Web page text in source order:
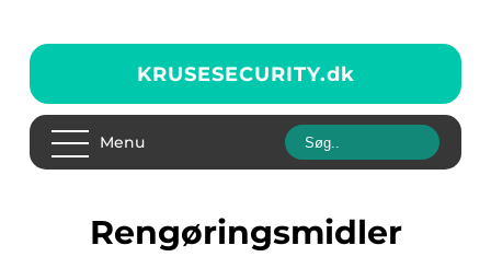
KRUSESECURITY.dk
Menu
rengøringsmidler